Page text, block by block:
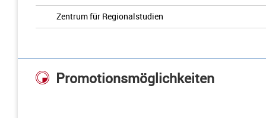
Zentrum für Regionalstudien
Promotionsmöglichkeiten